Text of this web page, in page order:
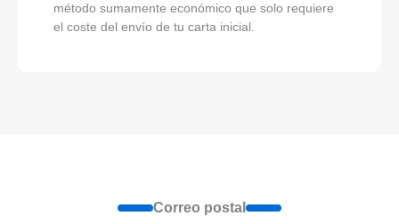
método sumamente económico que solo requiere
el coste del envío de tu carta inicial.
Correo postal